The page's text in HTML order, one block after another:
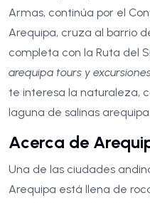
Armas, continúa por el
Arequipa, cruza al barrio
completa con la Ruta del
arequipa tours y
te interesa la naturaleza,
laguna de salinas arequipa.
Acerca de
Una de las ciudades
Arequipa está llena de